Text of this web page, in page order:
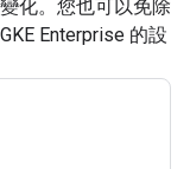
化。您也可以免除
Enterprise 的設